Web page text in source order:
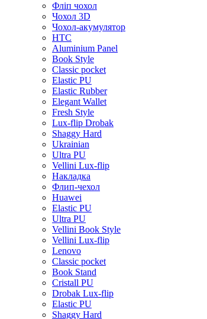
Фліп чохол
Чохол 3D
Чохол-акумулятор
HTC
Aluminium Panel
Book Style
Classic pocket
Elastic PU
Elastic Rubber
Elegant Wallet
Fresh Style
Lux-flip Drobak
Shaggy Hard
Ukrainian
Ultra PU
Vellini Lux-flip
Накладка
Флип-чехол
Huawei
Elastic PU
Ultra PU
Vellini Book Style
Vellini Lux-flip
Lenovo
Classic pocket
Book Stand
Cristall PU
Drobak Lux-flip
Elastic PU
Shaggy Hard